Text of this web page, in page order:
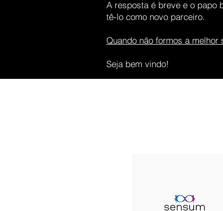
A resposta é breve e o papo
tê-lo como novo parceiro.
Quando não formos a melhor
Seja bem vindo!